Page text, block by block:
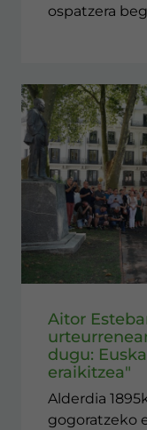
ospatzera
Aitor
dugu:
eraikitzea"
Alderdia
gogoratzeko